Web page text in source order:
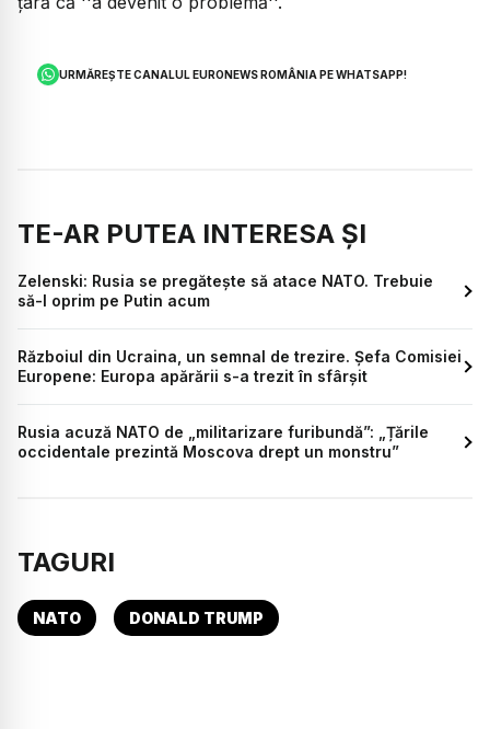
URMĂREȘTE CANALUL EURONEWS ROMÂNIA PE WHATSAPP!
TE-AR PUTEA INTERESA ȘI
Zelenski: Rusia se pregătește să atace NATO. Trebuie
să-l oprim pe Putin acum
Războiul din Ucraina, un semnal de trezire. Șefa Comisiei
Europene: Europa apărării s-a trezit în sfârșit
Rusia acuză NATO de „militarizare furibundă”: „Țările
occidentale prezintă Moscova drept un monstru”
TAGURI
NATO DONALD TRUMP